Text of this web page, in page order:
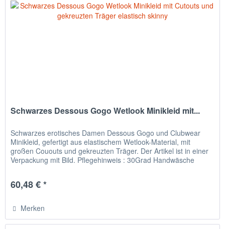
Schwarzes Dessous Gogo Wetlook Minikleid mit...
Schwarzes erotisches Damen Dessous Gogo und Clubwear
Minikleid, gefertigt aus elastischem Wetlook-Material, mit
großen Cououts und gekreuzten Träger. Der Artikel ist in einer
Verpackung mit Bild. Pflegehinweis : 30Grad Handwäsche
60,48 € *
Merken